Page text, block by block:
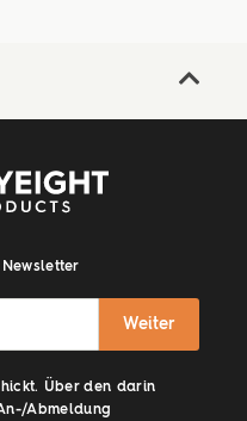
Weiter
Über den darin
Abmeldung